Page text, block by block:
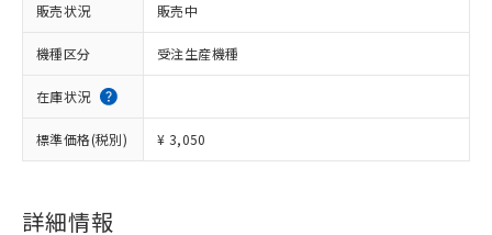
販売状況 販売中
機種区分 受注生産機種
在庫状況
標準価格(税別) ¥ 3,050
詳細情報